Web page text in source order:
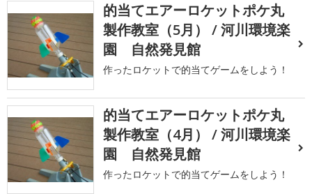
的当てエアーロケットポケ丸
製作教室（5月） / 河川環境楽
園 自然発見館
作ったロケットで的当てゲームをしよう！
的当てエアーロケットポケ丸
製作教室（4月） / 河川環境楽
園 自然発見館
作ったロケットで的当てゲームをしよう！